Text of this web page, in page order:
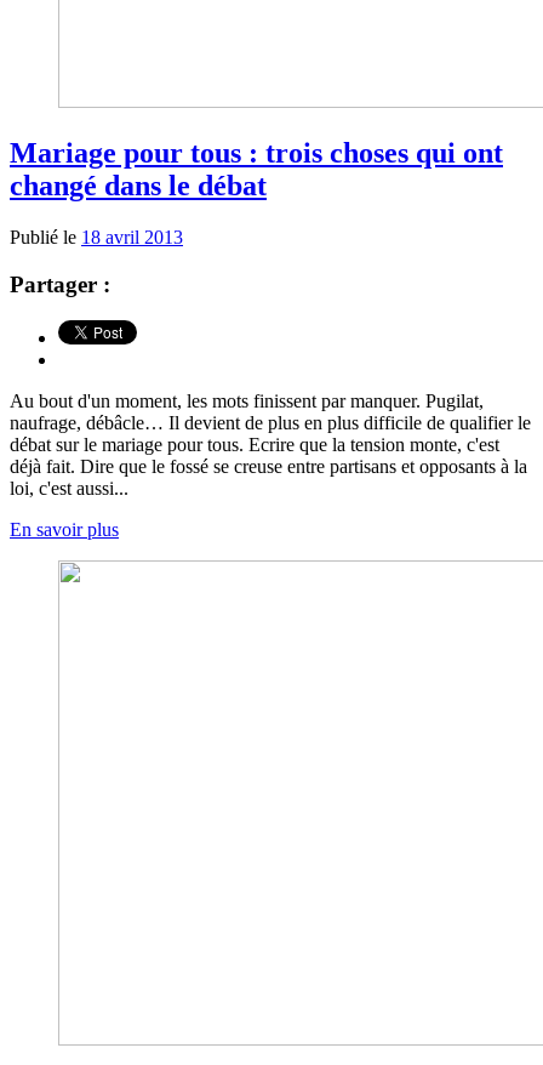
Mariage pour tous : trois choses qui ont
changé dans le débat
Publié le 18 avril 2013
Partager :
Au bout d'un moment, les mots finissent par manquer. Pugilat,
naufrage, débâcle… Il devient de plus en plus difficile de qualifier le
débat sur le mariage pour tous. Ecrire que la tension monte, c'est
déjà fait. Dire que le fossé se creuse entre partisans et opposants à la
loi, c'est aussi...
En savoir plus